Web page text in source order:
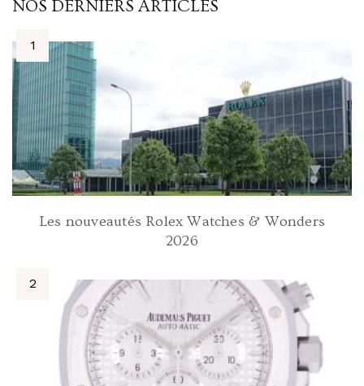
NOS DERNIERS ARTICLES
Les nouveautés Rolex Watches & Wonders
2026